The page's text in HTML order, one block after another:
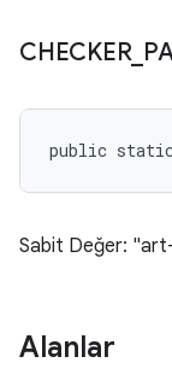
CHECKER_
public static
Sabit Değer:
Alanlar